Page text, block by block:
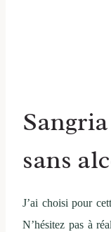
sans
J’ai choisi pour
N’hésitez pas à